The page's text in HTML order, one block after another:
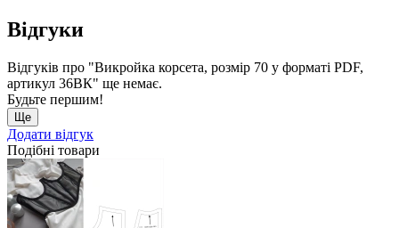
Відгуки
Відгуків про "Викройка корсета, розмір 70 у форматі PDF,
артикул 36ВК" ще немає.
Будьте першим!
Ще
Додати відгук
Подібні товари